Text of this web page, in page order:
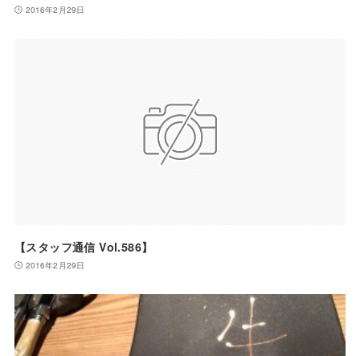
2016年2月29日
【スタッフ通信 Vol.586】
2016年2月29日